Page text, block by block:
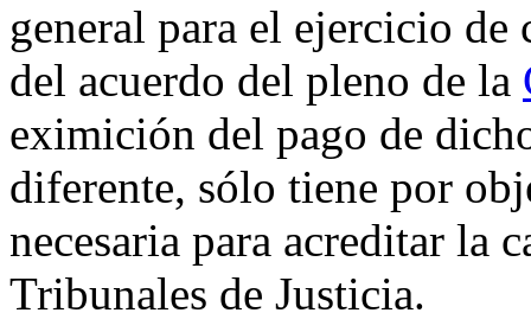
general para el ejercicio
del acuerdo del pleno de la
eximición del pago de
diferente, sólo tiene por
necesaria para acreditar la
Tribunales de Justicia.